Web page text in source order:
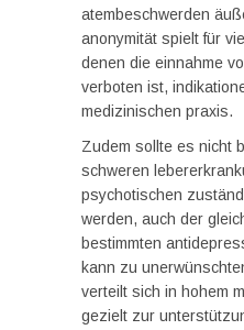
atembeschwerden
anonymität spielt für
denen die einnahme
verboten ist,
medizinischen praxis.
Zudem sollte es nicht
schweren
psychotischen
werden, auch der
bestimmten
kann zu
verteilt sich in hohem
gezielt zur